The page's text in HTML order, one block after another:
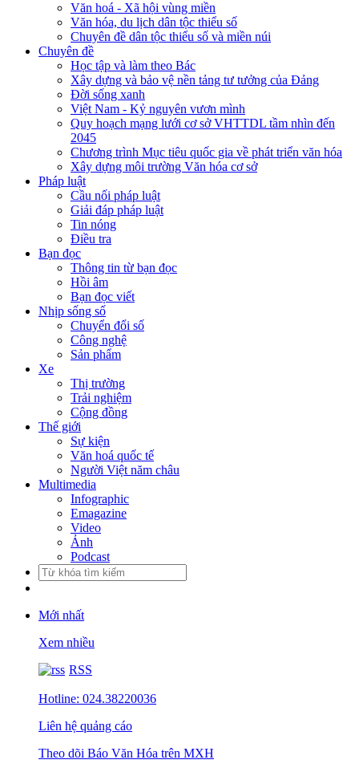
Văn hoá - Xã hội vùng miền
Văn hóa, du lịch dân tộc thiểu số
Chuyên đề dân tộc thiểu số và miền núi
Chuyên đề
Học tập và làm theo Bác
Xây dựng và bảo vệ nền tảng tư tưởng của Đảng
Đời sống xanh
Việt Nam - Kỷ nguyên vươn mình
Quy hoạch mạng lưới cơ sở VHTTDL tầm nhìn đến
2045
Chương trình Mục tiêu quốc gia về phát triển văn hóa
Xây dựng môi trường Văn hóa cơ sở
Pháp luật
Cầu nối pháp luật
Giải đáp pháp luật
Tin nóng
Điều tra
Bạn đọc
Thông tin từ bạn đọc
Hồi âm
Bạn đọc viết
Nhịp sống số
Chuyển đổi số
Công nghệ
Sản phẩm
Xe
Thị trường
Trải nghiệm
Cộng đồng
Thế giới
Sự kiện
Văn hoá quốc tế
Người Việt năm châu
Multimedia
Infographic
Emagazine
Video
Ảnh
Podcast
Mới nhất
Xem nhiều
RSS
Hotline: 024.38220036
Liên hệ quảng cáo
Theo dõi Báo Văn Hóa trên MXH